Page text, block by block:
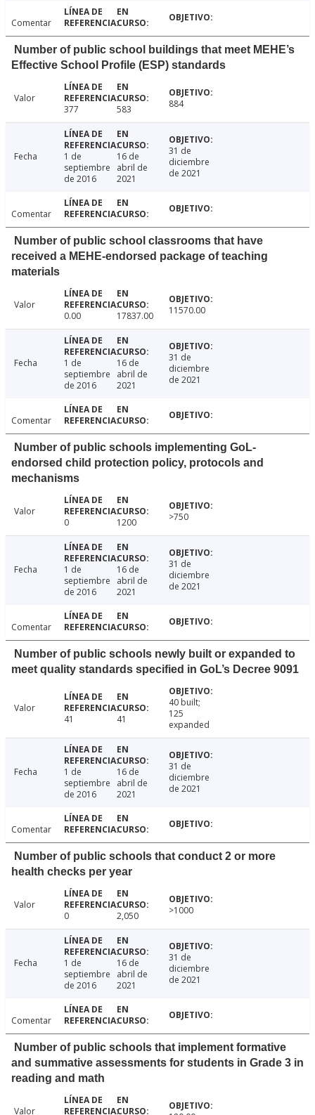
Comentar
Number of public school buildings that meet MEHE’s
Effective School Profile (ESP) standards
Valor
377
583 884
Fecha
1 de
septiembre
de 2016
16 de
abril de
2021
31 de
diciembre
de 2021
Comentar
Number of public school classrooms that have
received a MEHE-endorsed package of teaching
materials
Valor
0.00
17837.00 11570.00
Fecha
1 de
septiembre
de 2016
16 de
abril de
2021
31 de
diciembre
de 2021
Comentar
Number of public schools implementing GoL-
endorsed child protection policy, protocols and
mechanisms
Valor
0
1200 >750
Fecha
1 de
septiembre
de 2016
16 de
abril de
2021
31 de
diciembre
de 2021
Comentar
Number of public schools newly built or expanded to
meet quality standards specified in GoL’s Decree 9091
Valor
41
41
40 built;
125
expanded
Fecha
1 de
septiembre
de 2016
16 de
abril de
2021
31 de
diciembre
de 2021
Comentar
Number of public schools that conduct 2 or more
health checks per year
Valor
0
2,050 >1000
Fecha
1 de
septiembre
de 2016
16 de
abril de
2021
31 de
diciembre
de 2021
Comentar
Number of public schools that implement formative
and summative assessments for students in Grade 3 in
reading and math
Valor